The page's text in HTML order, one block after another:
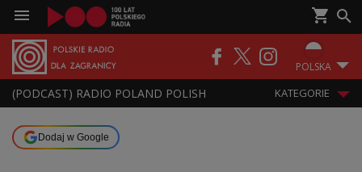
POLSKA
(PODCAST) RADIO POLAND POLISH KATEGORIE
Dodaj w Google